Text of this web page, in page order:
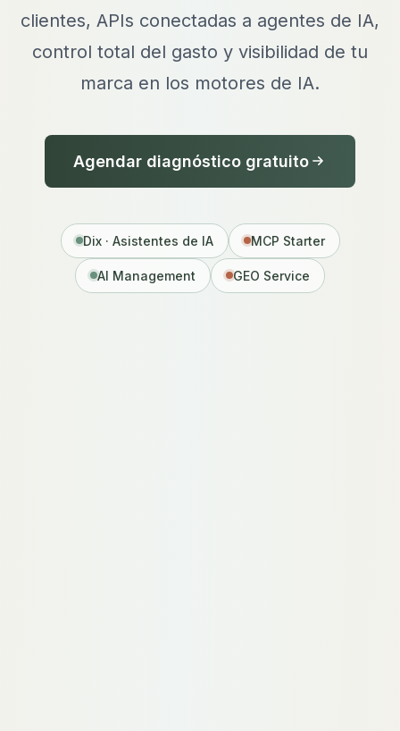
clientes, APIs conectadas a agentes de IA,
control total del gasto y visibilidad de tu
marca en los motores de IA.
Agendar diagnóstico gratuito
Dix · Asistentes de IA MCP Starter
AI Management GEO Service